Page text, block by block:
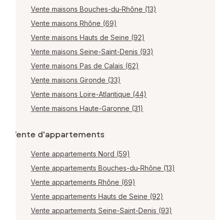
Vente maisons Bouches-du-Rhône (13)
Vente maisons Rhône (69)
Vente maisons Hauts de Seine (92)
Vente maisons Seine-Saint-Denis (93)
Vente maisons Pas de Calais (62)
Vente maisons Gironde (33)
Vente maisons Loire-Atlantique (44)
Vente maisons Haute-Garonne (31)
Vente d'appartements
Vente appartements Nord (59)
Vente appartements Bouches-du-Rhône (13)
Vente appartements Rhône (69)
Vente appartements Hauts de Seine (92)
Vente appartements Seine-Saint-Denis (93)